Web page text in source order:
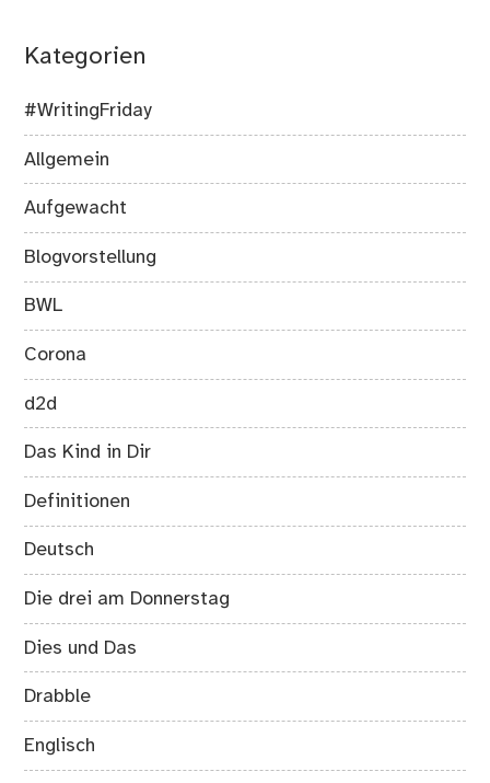
Kategorien
#WritingFriday
Allgemein
Aufgewacht
Blogvorstellung
BWL
Corona
d2d
Das Kind in Dir
Definitionen
Deutsch
Die drei am Donnerstag
Dies und Das
Drabble
Englisch